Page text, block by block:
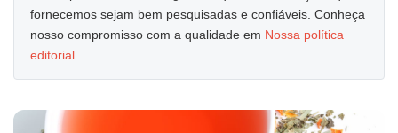
fornecemos sejam bem pesquisadas e confiáveis. Conheça
nosso compromisso com a qualidade em Nossa política
editorial